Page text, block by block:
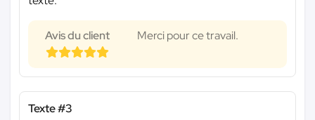
Avis du client Merci pour ce travail.
Texte #3